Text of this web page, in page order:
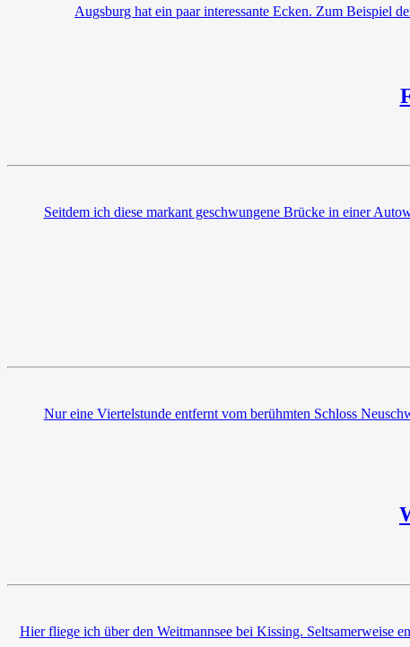
Augsburg hat ein paar interessante Ecken. Zum Beispiel
Seitdem ich diese markant geschwungene Brücke in einer
Nur eine Viertelstunde entfernt vom berühmten Schloss
Hier fliege ich über den Weitmannsee bei Kissing. Seltsamerweise